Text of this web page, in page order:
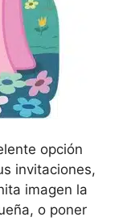
opción
invitaciones,
imagen la
o poner